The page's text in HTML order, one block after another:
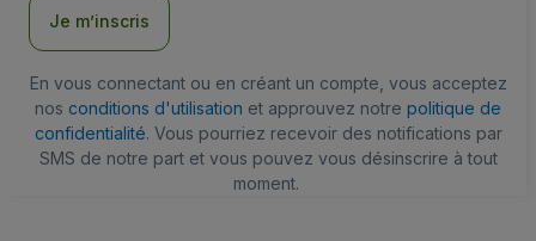
Je m’inscris
En vous connectant ou en créant un compte, vous acceptez
nos conditions d'utilisation et approuvez notre politique de
confidentialité. Vous pourriez recevoir des notifications par
SMS de notre part et vous pouvez vous désinscrire à tout
moment.